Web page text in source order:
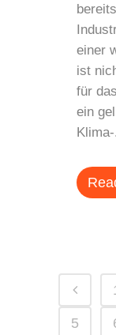
einer
ist
für
ein
5